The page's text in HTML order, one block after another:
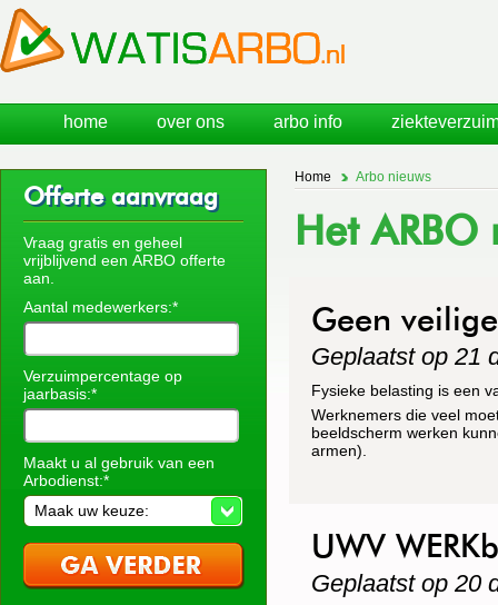
Home Arbo nieuws
Het
Geen
Geplaatst op 21
Fysieke belasting is een
Werknemers die veel
beeldscherm werken
armen).
UWV
Geplaatst op 20
Offerte aanvraag
Vraag gratis en geheel
vrijblijvend een ARBO offerte
aan.
Aantal medewerkers:*
Verzuimpercentage op
jaarbasis:*
Maakt u al gebruik van een
Arbodienst:*
Maak uw keuze:
home over ons arbo info